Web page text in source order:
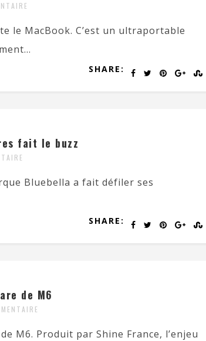
le MacBook. C’est un ultraportable
SHARE:
fait le buzz
Bluebella a fait défiler ses
SHARE:
de M6
M6. Produit par Shine France, l’enjeu